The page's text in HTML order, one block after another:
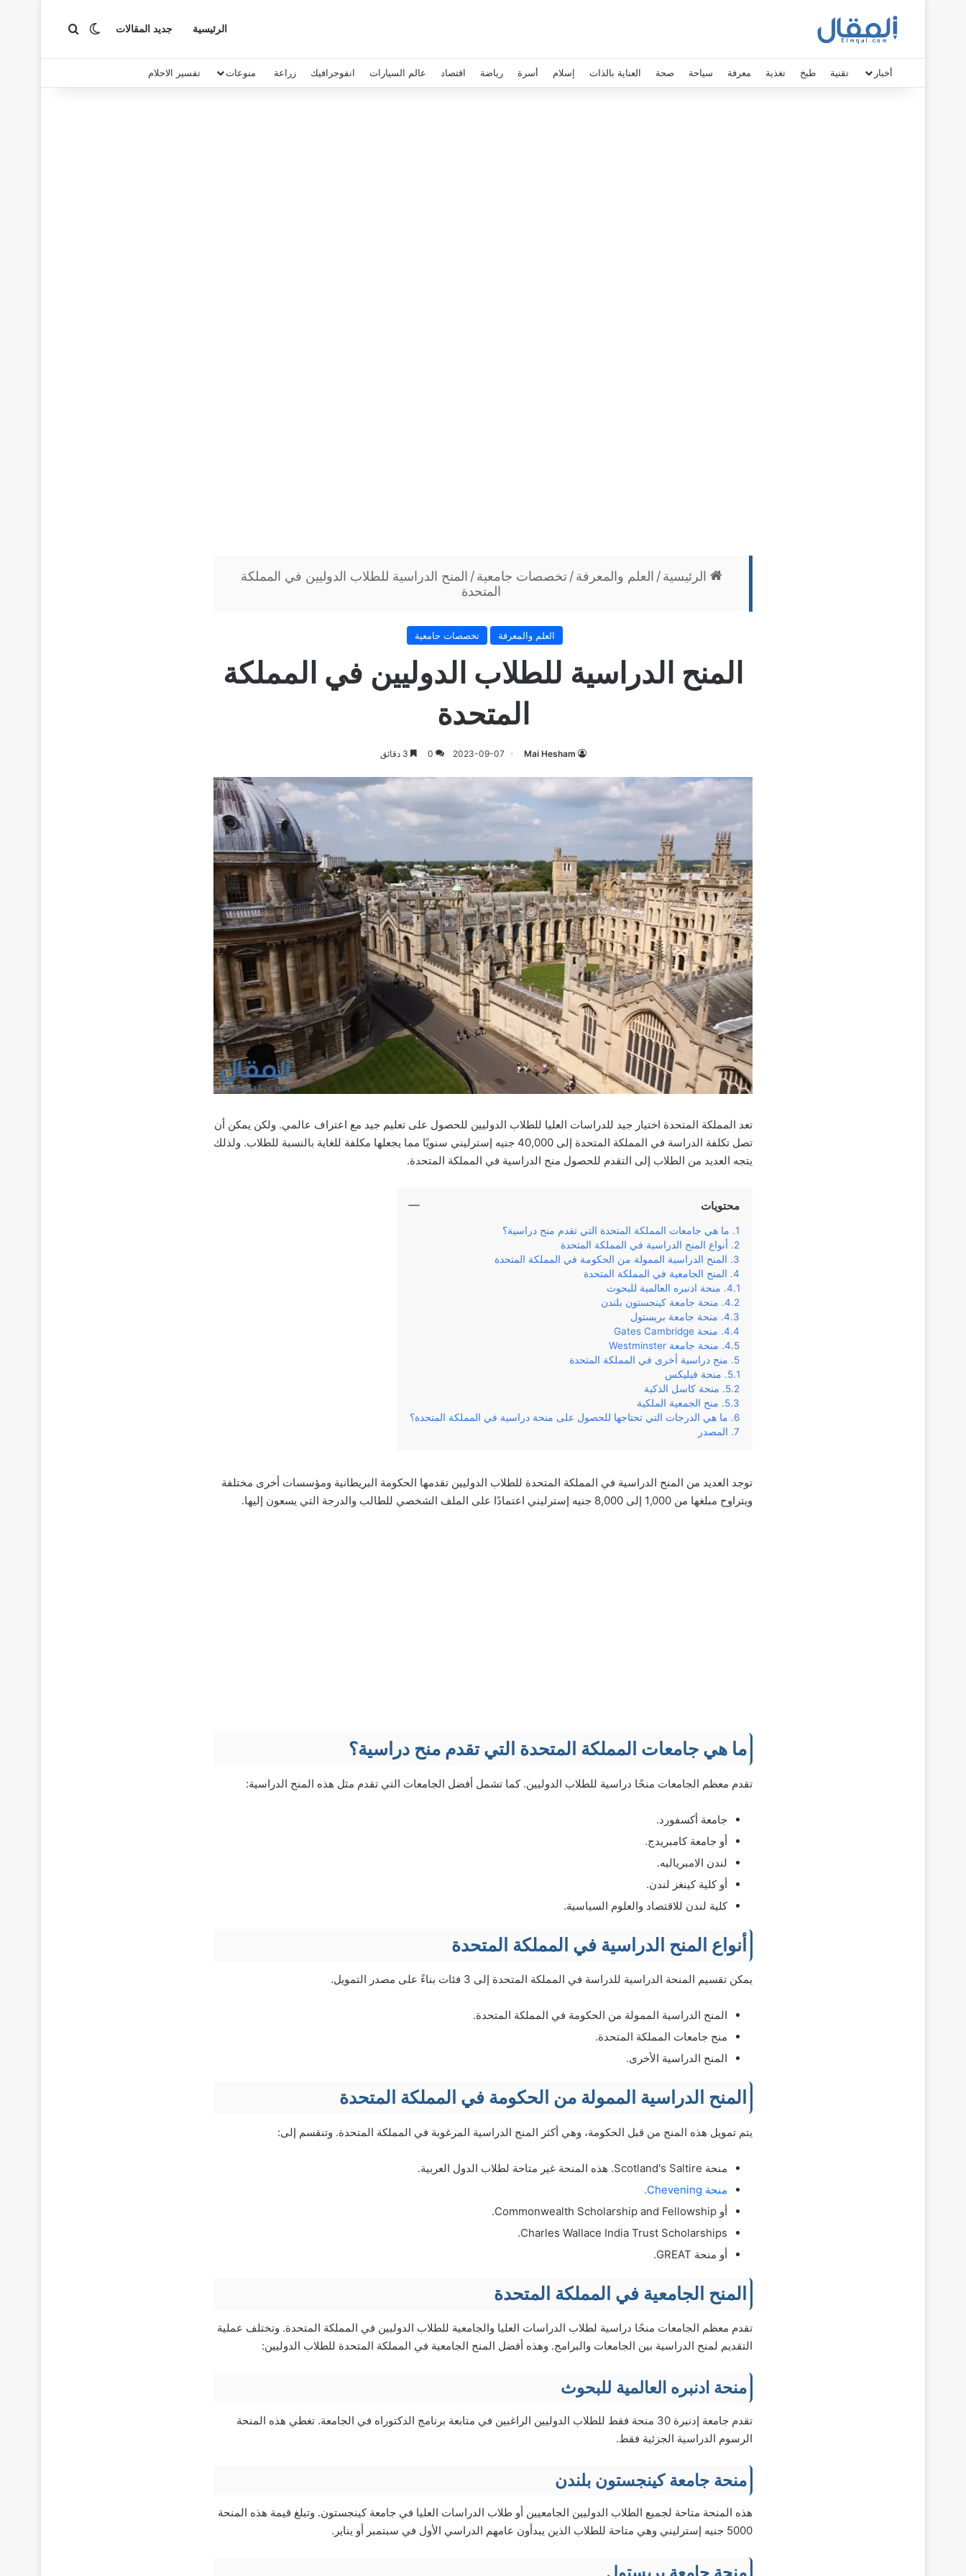
الرئيسية جديد المقالات الوضع المظلم
بحث عن
أخبار تقنية طبخ تغذية معرفة سياحة صحة العناية بالذات إسلام أسرة رياضة اقتصاد عالم السيارات انفوجرافيك زراعة منوعات تفسير الاحلام
الرئيسية / العلم والمعرفة / تخصصات جامعية / المنح الدراسية للطلاب الدوليين في المملكة
المتحدة
العلم والمعرفة تخصصات جامعية
المنح الدراسية للطلاب الدوليين في المملكة
المتحدة
Mai Hesham
2023-09-07
0
تعد المملكة المتحدة اختيار جيد للدراسات العليا للطلاب الدوليين للحصول على تعليم جيد مع اعتراف عالمي. ولكن يمكن أن
تصل تكلفة الدراسة في المملكة المتحدة إلى 40,000 جنيه إسترليني سنويًا مما يجعلها مكلفة للغاية بالنسبة للطلاب. ولذلك
يتجه العديد من الطلاب إلى التقدم للحصول منح الدراسية في المملكة المتحدة.
محتويات
ما هي جامعات المملكة المتحدة التي تقدم منح دراسية؟
أنواع المنح الدراسية في المملكة المتحدة
المنح الدراسية الممولة من الحكومة في المملكة المتحدة
المنح الجامعية في المملكة المتحدة
منحة ادنبره العالمية للبحوث
منحة جامعة كينجستون بلندن
منحة جامعة بريستول
منحة Gates Cambridge
منحة جامعة Westminster
منح دراسية أخرى في المملكة المتحدة
منحة فيليكس
منحة كاسل الذكية
منح الجمعية الملكية
ما هي الدرجات التي تحتاجها للحصول على منحة دراسية في المملكة المتحدة؟
المصدر
توجد العديد من المنح الدراسية في المملكة المتحدة للطلاب الدوليين تقدمها الحكومة البريطانية ومؤسسات أخرى مختلفة
ويتراوح مبلغها من 1,000 إلى 8,000 جنيه إسترليني اعتمادًا على الملف الشخصي للطالب والدرجة التي يسعون إليها.
ما هي جامعات المملكة المتحدة التي تقدم منح دراسية؟
تقدم معظم الجامعات منحًا دراسية للطلاب الدوليين. كما تشمل أفضل الجامعات التي تقدم مثل هذه المنح الدراسية:
جامعة أكسفورد.
أو جامعة كامبريدج.
لندن الامبرياليه.
أو كلية كينغز لندن.
كلية لندن للاقتصاد والعلوم السياسية.
أنواع المنح الدراسية في المملكة المتحدة
يمكن تقسيم المنحة الدراسية للدراسة في المملكة المتحدة إلى 3 فئات بناءً على مصدر التمويل.
المنح الدراسية الممولة من الحكومة في المملكة المتحدة.
منح جامعات المملكة المتحدة.
المنح الدراسية الأخرى.
المنح الدراسية الممولة من الحكومة في المملكة المتحدة
يتم تمويل هذه المنح من قبل الحكومة، وهي أكثر المنح الدراسية المرغوبة في المملكة المتحدة. وتنقسم إلى:
منحة Scotland's Saltire. هذه المنحة غير متاحة لطلاب الدول العربية.
منحة Chevening.
أو Commonwealth Scholarship and Fellowship.
Charles Wallace India Trust Scholarships.
أو منحة GREAT.
المنح الجامعية في المملكة المتحدة
تقدم معظم الجامعات منحًا دراسية لطلاب الدراسات العليا والجامعية للطلاب الدوليين في المملكة المتحدة. وتختلف عملية
التقديم لمنح الدراسية بين الجامعات والبرامج. وهذه أفضل المنح الجامعية في المملكة المتحدة للطلاب الدوليين:
منحة ادنبره العالمية للبحوث
تقدم جامعة إدنبرة 30 منحة فقط للطلاب الدوليين الراغبين في متابعة برنامج الدكتوراه في الجامعة. تغطي هذه المنحة
الرسوم الدراسية الجزئية فقط.
منحة جامعة كينجستون بلندن
هذه المنحة متاحة لجميع الطلاب الدوليين الجامعيين أو طلاب الدراسات العليا في جامعة كينجستون. وتبلغ قيمة هذه المنحة
5000 جنيه إسترليني وهي متاحة للطلاب الذين يبدأون عامهم الدراسي الأول في سبتمبر أو يناير.